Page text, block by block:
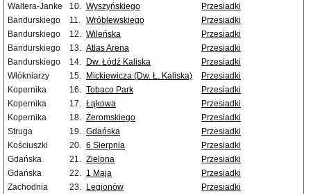
Waltera-Janke
10. Wyszyńskiego
Przesiadki
Bandurskiego
11. Wróblewskiego
Przesiadki
Bandurskiego
12. Wileńska
Przesiadki
Bandurskiego
13. Atlas Arena
Przesiadki
Bandurskiego
14. Dw. Łódź Kaliska
Przesiadki
Włókniarzy
15. Mickiewicza (Dw. Ł. Kaliska)
Przesiadki
Kopernika
16. Tobaco Park
Przesiadki
Kopernika
17. Łąkowa
Przesiadki
Kopernika
18. Żeromskiego
Przesiadki
Struga
19. Gdańska
Przesiadki
Kościuszki
20. 6 Sierpnia
Przesiadki
Gdańska
21. Zielona
Przesiadki
Gdańska
22. 1 Maja
Przesiadki
Zachodnia
23. Legionów
Przesiadki